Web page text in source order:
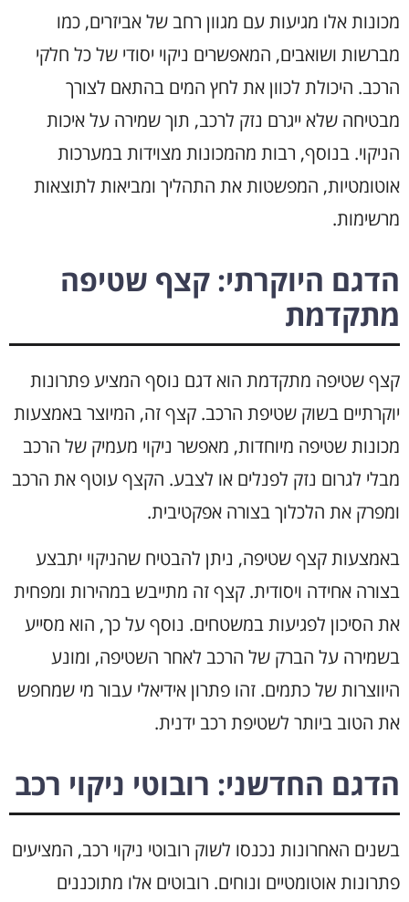
מכונות אלו מגיעות עם מגוון רחב של אביזרים, כמו
מברשות ושואבים, המאפשרים ניקוי יסודי של כל חלקי
הרכב. היכולת לכוון את לחץ המים בהתאם לצורך
מבטיחה שלא ייגרם נזק לרכב, תוך שמירה על איכות
הניקוי. בנוסף, רבות מהמכונות מצוידות במערכות
אוטומטיות, המפשטות את התהליך ומביאות לתוצאות
מרשימות.
הדגם היוקרתי: קצף שטיפה
מתקדמת
קצף שטיפה מתקדמת הוא דגם נוסף המציע פתרונות
יוקרתיים בשוק שטיפת הרכב. קצף זה, המיוצר באמצעות
מכונות שטיפה מיוחדות, מאפשר ניקוי מעמיק של הרכב
מבלי לגרום נזק לפנלים או לצבע. הקצף עוטף את הרכב
ומפרק את הלכלוך בצורה אפקטיבית.
באמצעות קצף שטיפה, ניתן להבטיח שהניקוי יתבצע
בצורה אחידה ויסודית. קצף זה מתייבש במהירות ומפחית
את הסיכון לפגיעות במשטחים. נוסף על כך, הוא מסייע
בשמירה על הברק של הרכב לאחר השטיפה, ומונע
היווצרות של כתמים. זהו פתרון אידיאלי עבור מי שמחפש
את הטוב ביותר לשטיפת רכב ידנית.
הדגם החדשני: רובוטי ניקוי רכב
בשנים האחרונות נכנסו לשוק רובוטי ניקוי רכב, המציעים
פתרונות אוטומטיים ונוחים. רובוטים אלו מתוכננים